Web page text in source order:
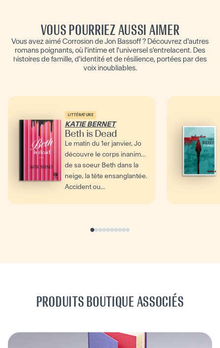
VOUS POURRIEZ AUSSI AIMER
Vous avez aimé Corrosion de Jon Bassoff ? Découvrez d'autres
romans poignants, où l'intime et l'universel s'entrelacent. Des
histoires de famille, d'identité et de résilience, portées par des
voix inoubliables.
LITTÉRATURE
KATIE BERNET
Beth is Dead
Le matin du 1er janvier, Jo
découvre le corps inanimé
de sa soeur Beth dans la
neige, la tête ensanglantée.
Accident ou...
PRODUITS BOUTIQUE ASSOCIÉS